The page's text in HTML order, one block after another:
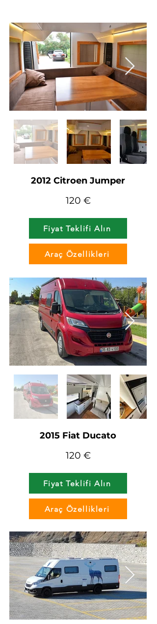
2012 Citroen Jumper
120 €
Fiyat Teklifi Alın
Araç Özellikleri
2015 Fiat Ducato
120 €
Fiyat Teklifi Alın
Araç Özellikleri